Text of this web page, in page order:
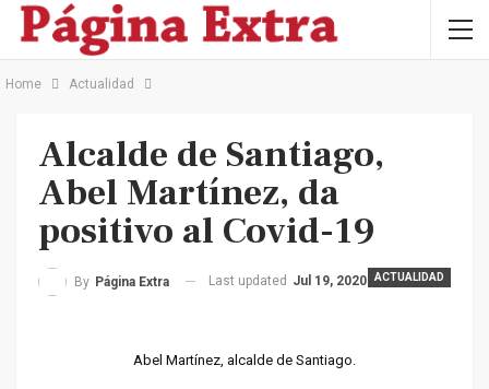
Home Actualidad
Alcalde de Santiago,
Abel Martínez, da
positivo al Covid-19
ACTUALIDAD
By Página Extra Last updated Jul 19, 2020
Abel Martínez, alcalde de Santiago.